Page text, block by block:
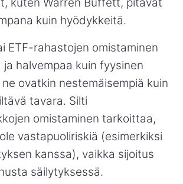
kuin hyödykkeitä.
ETF-rahastojen omistaminen
ja halvempaa kuin fyysinen
ovatkin nestemäisempiä kuin
tavara. Silti
omistaminen tarkoittaa,
vastapuoliriskiä (esimerkiksi
kanssa), vaikka sijoitus
säilytyksessä.